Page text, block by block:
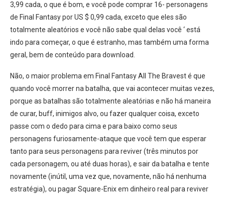
3,99 cada, o que é bom, e você pode comprar 16- personagens
de Final Fantasy por US $ 0,99 cada, exceto que eles são
totalmente aleatórios e você não sabe qual delas você ‘ está
indo para começar, o que é estranho, mas também uma forma
geral, bem de conteúdo para download.
Não, o maior problema em Final Fantasy All The Bravest é que
quando você morrer na batalha, que vai acontecer muitas vezes,
porque as batalhas são totalmente aleatórias e não há maneira
de curar, buff, inimigos alvo, ou fazer qualquer coisa, exceto
passe com o dedo para cima e para baixo como seus
personagens furiosamente-ataque que você tem que esperar
tanto para seus personagens para reviver (três minutos por
cada personagem, ou até duas horas), e sair da batalha e tente
novamente (inútil, uma vez que, novamente, não há nenhuma
estratégia), ou pagar Square-Enix em dinheiro real para reviver